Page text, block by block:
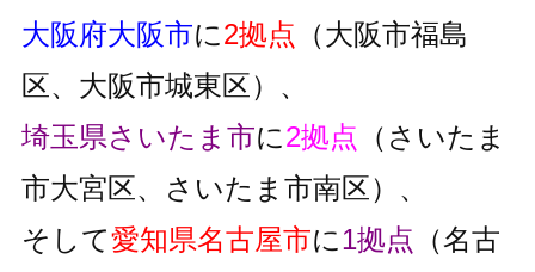
大阪府大阪市に2拠点 （大阪市福島
区、大阪市城東区）、
埼玉県さいたま市に2拠点 （さいたま
市大宮区、さいたま市南区）、
そして愛知県名古屋市に1拠点 （名古